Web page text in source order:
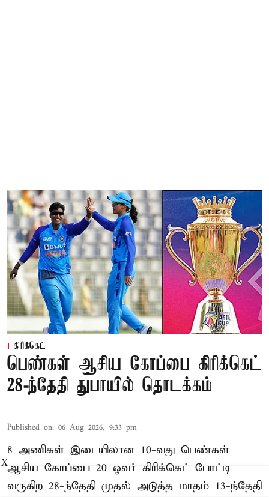
கிரிக்கெட்
பெண்கள் ஆசிய கோப்பை கிரிக்கெட்
28-ந்தேதி துபாயில் தொடக்கம்
Published on: 06 Aug 2026, 9:33 pm
8 அணிகள் இடையிலான 10-வது பெண்கள்
ஆசிய கோப்பை 20 ஓவர் கிரிக்கெட் போட்டி
வருகிற 28-ந்தேதி முதல் அடுத்த மாதம் 13-ந்தேதி
X